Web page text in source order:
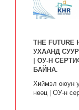
THE
УХААНД
| ОУ-Н
БАЙНА.
Хиймэл оюун
нөөц | ОУ-н